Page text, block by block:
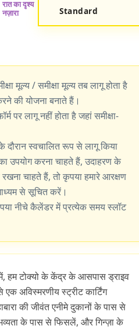
Standard
मूल्य / समीक्षा मूल्य तब लागू होता है
की योजना बनाते हैं।
पर लागू नहीं होता है जहां समीक्षा-
स्वचालित रूप से लागू किया
उपयोग करना चाहते हैं, उदाहरण के
चाहते हैं, तो कृपया हमारे आरक्षण
से सूचित करें।
नीचे कैलेंडर में प्रत्येक समय स्लॉट
हम टोक्यो के केंद्र के आसपास ड्राइव
अविस्मरणीय स्ट्रीट कार्टिंग
की जीवंत एनीमे दुकानों के पास से
के पास से फिसलें, और गिन्ज़ा के